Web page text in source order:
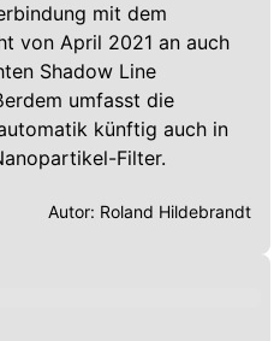
mit dem
von April 2021 an auch
Shadow Line
umfasst die
künftig auch in
Filter.
Autor: Roland Hildebrandt